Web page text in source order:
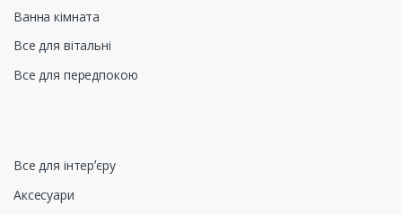
Ванна кімната
Все для вітальні
Все для передпокою
Все для інтерʼєру
Аксесуари